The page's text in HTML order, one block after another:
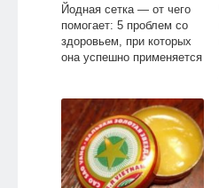
Йодная сетка — от чего
помогает: 5 проблем со
здоровьем, при которых
она успешно применяется